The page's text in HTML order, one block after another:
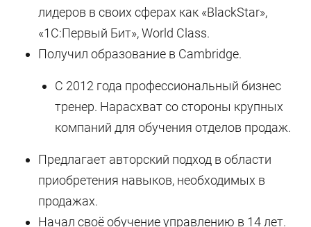
лидеров в своих сферах как «BlackStar»,
«1C:Первый Бит», World Class.
Получил образование в Cambridge.
С 2012 года профессиональный бизнес
тренер. Нарасхват со стороны крупных
компаний для обучения отделов продаж.
Предлагает авторский подход в области
приобретения навыков, необходимых в
продажах.
Начал своё обучение управлению в 14 лет.